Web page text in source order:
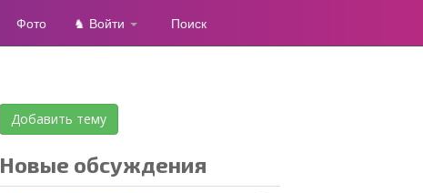
Фото ♞ Войти Поиск
Добавить тему
Новые обсуждения